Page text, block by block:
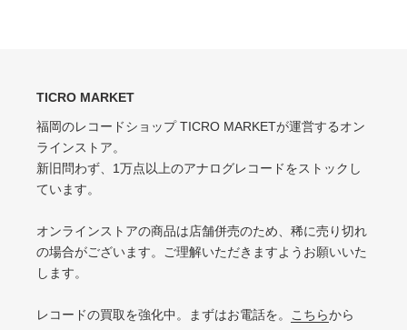
キズなどで少々ノイズが出る
VG-（VERY GOOD-）
キズ・ノイズが目立つ
P（POOR）
スレ・シワ・リングウェア・カット・ドリルホール、底抜けが気にならない
VG（VERY GOOD）
目立つリングウェアや底抜け・裂け・書き込み・カットがある / アメリカ買付
の中古盤として標準的な状態
ひどいリングウェアや底抜け・裂け・書き込みなどがある
P（POOR）
VG-よりジャケットの状態が悪くおすすめできない
TICRO MARKET
福岡のレコードショップ TICRO MARKETが運営するオン
ラインストア。
新旧問わず、1万点以上のアナログレコードをストックし
ています。
オンラインストアの商品は店舗併売のため、稀に売り切れ
の場合がございます。ご理解いただきますようお願いいた
します。
レコードの買取を強化中。まずはお電話を。 こちらから